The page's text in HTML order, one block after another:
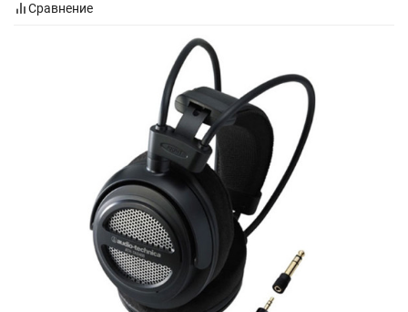
Сравнение